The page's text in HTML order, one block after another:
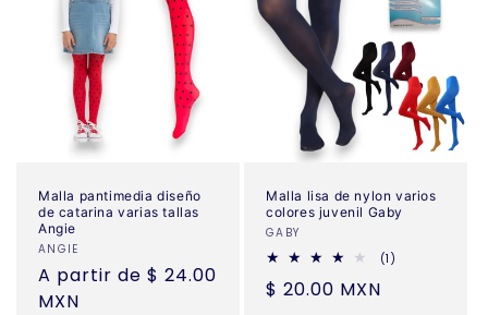
Malla pantimedia diseño
de catarina varias tallas
Angie
Proveedor:
ANGIE
Precio
habitual
A partir de $ 24.00
MXN
Malla lisa de nylon varios
colores juvenil Gaby
Proveedor:
GABY
(1)
Precio
$ 20.00 MXN